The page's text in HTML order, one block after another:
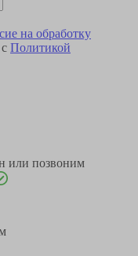
на обработку
Политикой
или позвоним